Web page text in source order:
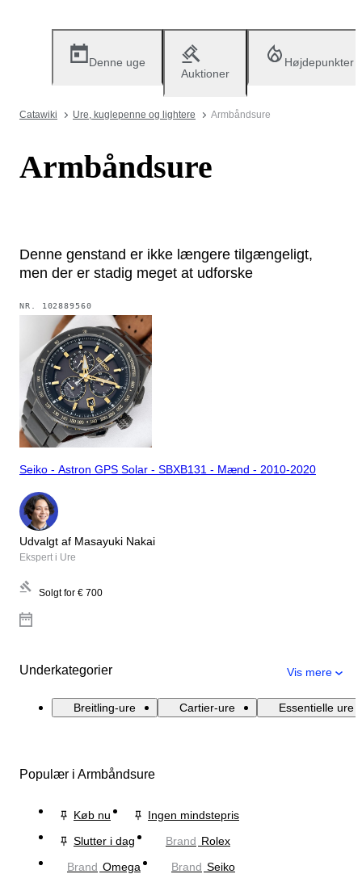
Denne uge
Auktioner
Højdepunkter
Catawiki Ure, kuglepenne og lightere Armbåndsure
Armbåndsure
Denne genstand er ikke længere tilgængeligt,
men der er stadig meget at udforske
NR. 102889560
Seiko - Astron GPS Solar - SBXB131 - Mænd - 2010-2020
Udvalgt af Masayuki Nakai
Ekspert i Ure
Solgt for € 700
Underkategorier Vis mere
Breitling-ure Cartier-ure Essentielle ure
Populær i Armbåndsure
Køb nu
Ingen mindstepris
Slutter i dag
Brand Rolex
Brand Omega Brand Seiko